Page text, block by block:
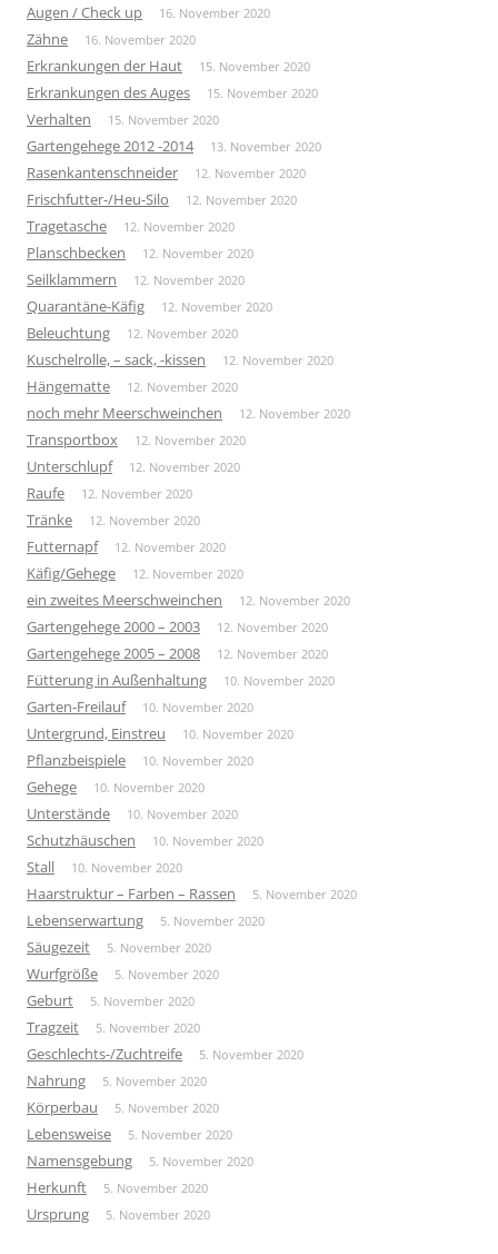
Augen / Check up 16. November 2020
Zähne 16. November 2020
Erkrankungen der Haut 15. November 2020
Erkrankungen des Auges 15. November 2020
Verhalten 15. November 2020
Gartengehege 2012 -2014 13. November 2020
Rasenkantenschneider 12. November 2020
Frischfutter-/Heu-Silo 12. November 2020
Tragetasche 12. November 2020
Planschbecken 12. November 2020
Seilklammern 12. November 2020
Quarantäne-Käfig 12. November 2020
Beleuchtung 12. November 2020
Kuschelrolle, – sack, -kissen 12. November 2020
Hängematte 12. November 2020
noch mehr Meerschweinchen 12. November 2020
Transportbox 12. November 2020
Unterschlupf 12. November 2020
Raufe 12. November 2020
Tränke 12. November 2020
Futternapf 12. November 2020
Käfig/Gehege 12. November 2020
ein zweites Meerschweinchen 12. November 2020
Gartengehege 2000 – 2003 12. November 2020
Gartengehege 2005 – 2008 12. November 2020
Fütterung in Außenhaltung 10. November 2020
Garten-Freilauf 10. November 2020
Untergrund, Einstreu 10. November 2020
Pflanzbeispiele 10. November 2020
Gehege 10. November 2020
Unterstände 10. November 2020
Schutzhäuschen 10. November 2020
Stall 10. November 2020
Haarstruktur – Farben – Rassen 5. November 2020
Lebenserwartung 5. November 2020
Säugezeit 5. November 2020
Wurfgröße 5. November 2020
Geburt 5. November 2020
Tragzeit 5. November 2020
Geschlechts-/Zuchtreife 5. November 2020
Nahrung 5. November 2020
Körperbau 5. November 2020
Lebensweise 5. November 2020
Namensgebung 5. November 2020
Herkunft 5. November 2020
Ursprung 5. November 2020